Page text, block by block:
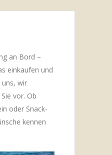
an Bord –
einkaufen und
uns, wir
vor. Ob
oder Snack-
kennen